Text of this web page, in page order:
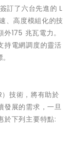
訂了六台先進的 L
、高度模組化的技
175 兆瓦電力。
持電網調度的靈活
技術，將有助於
發展的需求，一旦
於下列主要特點: